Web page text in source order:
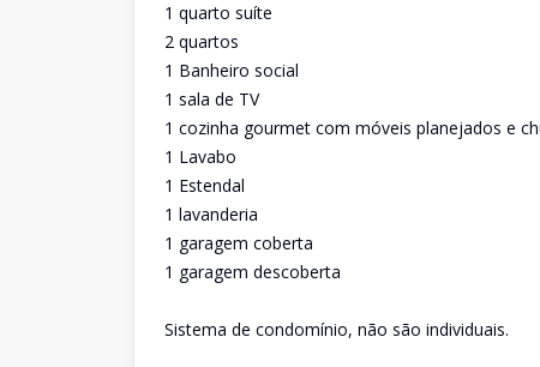
1 quarto suíte
2 quartos
1 Banheiro social
1 sala de TV
1 cozinha gourmet com móveis planejados e
1 Lavabo
1 Estendal
1 lavanderia
1 garagem coberta
1 garagem descoberta
Sistema de condomínio, não são individuais.